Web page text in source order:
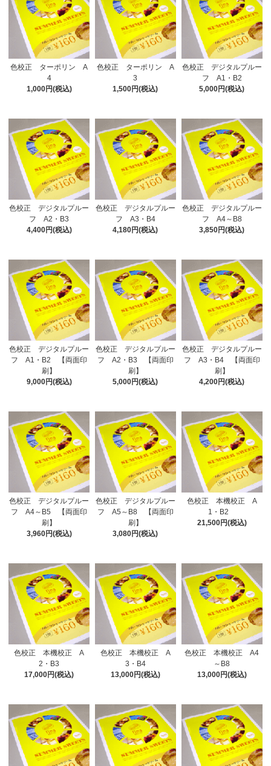
色校正 ターポリン A
4
1,000円(税込)
色校正 ターポリン A
3
1,500円(税込)
色校正 デジタルプルー
フ A1・B2
5,000円(税込)
色校正 デジタルプルー
フ A2・B3
4,400円(税込)
色校正 デジタルプルー
フ A3・B4
4,180円(税込)
色校正 デジタルプルー
フ A4～B8
3,850円(税込)
色校正 デジタルプルー
フ A1・B2 【両面印
刷】
9,000円(税込)
色校正 デジタルプルー
フ A2・B3 【両面印
刷】
5,000円(税込)
色校正 デジタルプルー
フ A3・B4 【両面印
刷】
4,200円(税込)
色校正 デジタルプルー
フ A4～B5 【両面印
刷】
3,960円(税込)
色校正 デジタルプルー
フ A5～B8 【両面印
刷】
3,080円(税込)
色校正 本機校正 A
1・B2
21,500円(税込)
色校正 本機校正 A
2・B3
17,000円(税込)
色校正 本機校正 A
3・B4
13,000円(税込)
色校正 本機校正 A4
～B8
13,000円(税込)